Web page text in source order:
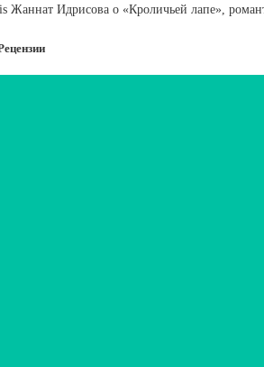
Жаннат Идрисова о «Кроличьей лапе»,